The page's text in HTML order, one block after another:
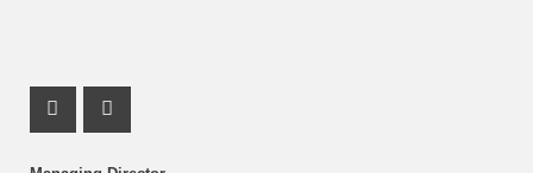
Instagram Profile
Facebook Profile